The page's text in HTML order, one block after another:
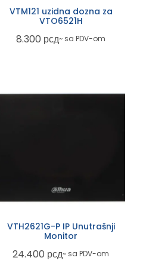
VTM121 uzidna dozna za
VTO6521H
8.300 рсд~ sa PDV-om
VTH2621G-P IP Unutrašnji
Monitor
24.400 рсд~ sa PDV-om